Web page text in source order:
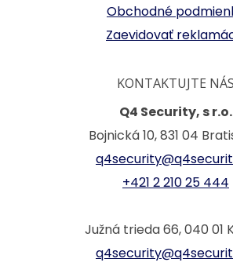
Obchodné
Zaevidovať
KONTAKTUJTE NÁS
Q4 Security, s r.o.
Bojnická 10, 831 04
+421 2 210 25 444
Južná trieda 66, 040 01